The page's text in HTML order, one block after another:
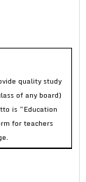
quality study
of any board)
is “Education
for teachers